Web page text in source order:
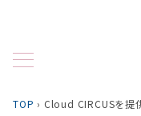
TOP › Cloud CIRCUSを提